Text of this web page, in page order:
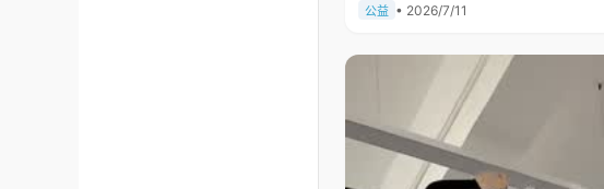
公益 • 2026/7/11